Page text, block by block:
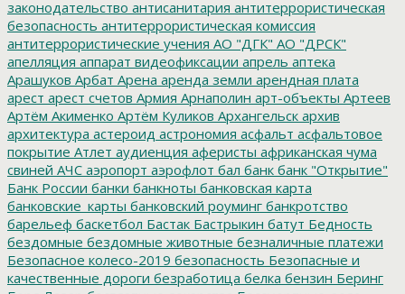
законодательство антисанитария антитеррористическая
безопасность антитеррористическая комиссия
антитеррористические учения АО "ДГК" АО "ДРСК"
апелляция аппарат видеофиксации апрель аптека
Арашуков Арбат Арена аренда земли арендная плата
арест арест счетов Армия Арнаполин арт-объекты Артеев
Артём Акименко Артём Куликов Архангельск архив
архитектура астероид астрономия асфальт асфальтовое
покрытие Атлет аудиенция аферисты африканская чума
свиней АЧС аэропорт аэрофлот бал банк банк "Открытие"
Банк России банки банкноты банковская карта
банковские_карты банковский роуминг банкротство
барельеф баскетбол Бастак Бастрыкин батут Бедность
бездомные бездомные животные безналичные платежи
Безопасное колесо-2019 безопасность Безопасные и
качественные дороги безработица белка бензин Беринг